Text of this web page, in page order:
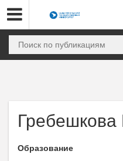
Образование